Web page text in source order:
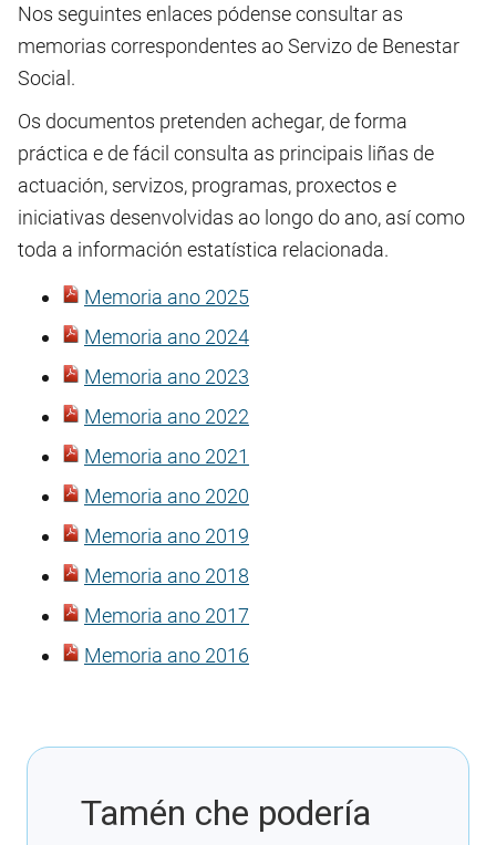
Nos seguintes enlaces pódense consultar as
memorias correspondentes ao Servizo de Benestar
Social.
Os documentos pretenden achegar, de forma
práctica e de fácil consulta as principais liñas de
actuación, servizos, programas, proxectos e
iniciativas desenvolvidas ao longo do ano, así como
toda a información estatística relacionada.
Memoria ano 2025
Memoria ano 2024
Memoria ano 2023
Memoria ano 2022
Memoria ano 2021
Memoria ano 2020
Memoria ano 2019
Memoria ano 2018
Memoria ano 2017
Memoria ano 2016
Tamén che podería